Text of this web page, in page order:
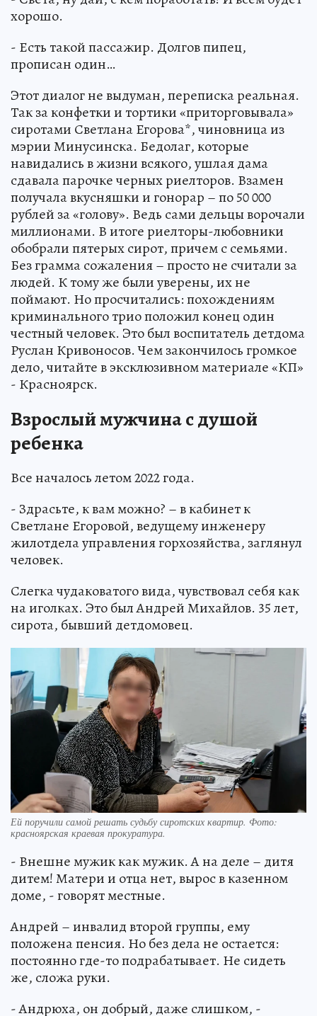
хорошо.
- Есть такой пассажир. Долгов пипец,
прописан один…
Этот диалог не выдуман, переписка реальная.
Так за конфетки и тортики «приторговывала»
сиротами Светлана Егорова*, чиновница из
мэрии Минусинска. Бедолаг, которые
навидались в жизни всякого, ушлая дама
сдавала парочке черных риелторов. Взамен
получала вкусняшки и гонорар – по 50 000
рублей за «голову». Ведь сами дельцы ворочали
миллионами. В итоге риелторы-любовники
обобрали пятерых сирот, причем с семьями.
Без грамма сожаления – просто не считали за
людей. К тому же были уверены, их не
поймают. Но просчитались: похождениям
криминального трио положил конец один
честный человек. Это был воспитатель детдома
Руслан Кривоносов. Чем закончилось громкое
дело, читайте в эксклюзивном материале «КП»
- Красноярск.
Взрослый мужчина с душой
ребенка
Все началось летом 2022 года.
- Здрасьте, к вам можно? – в кабинет к
Светлане Егоровой, ведущему инженеру
жилотдела управления горхозяйства, заглянул
человек.
Слегка чудаковатого вида, чувствовал себя как
на иголках. Это был Андрей Михайлов. 35 лет,
сирота, бывший детдомовец.
Ей поручили самой решать судьбу сиротских квартир. Фото:
красноярская краевая прокуратура.
- Внешне мужик как мужик. А на деле – дитя
дитем! Матери и отца нет, вырос в казенном
доме, - говорят местные.
Андрей – инвалид второй группы, ему
положена пенсия. Но без дела не остается:
постоянно где-то подрабатывает. Не сидеть
же, сложа руки.
- Андрюха, он добрый, даже слишком, -